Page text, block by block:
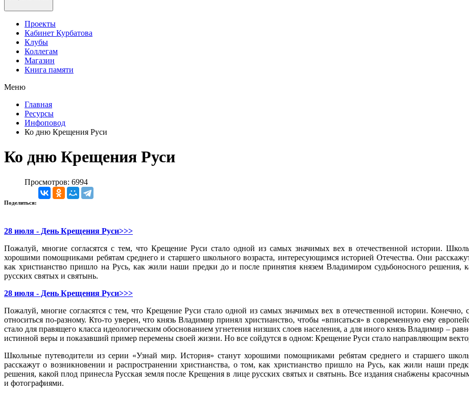
Проекты
Кабинет Курбатова
Клубы
Коллегам
Магазин
Книга памяти
Меню
Главная
Ресурсы
Инфоповод
Ко дню Крещения Руси
Ко дню Крещения Руси
Просмотров: 6994
Поделиться:
28 июля - День Крещения Руси>>>
Пожалуй, многие согласятся с тем, что Крещение Руси стало одной из самых значимых вех в отечественной истории.
хорошими помощниками ребятам среднего и старшего школьного возраста, интересующимся историей Отечества. Они
как христианство пришло на Русь, как жили наши предки до и после принятия князем Владимиром судьбоносного решения,
русских святых и святынь.
28 июля - День Крещения Руси>>>
Пожалуй, многие согласятся с тем, что Крещение Руси стало одной из самых значимых вех в отечественной истории.
относиться по-разному. Кто-то уверен, что князь Владимир принял христианство, чтобы «вписаться» в современную ему
стало для правящего класса идеологическим обоснованием угнетения низших слоев населения, а для иного князь Владимир –
истинной веры и показавший пример перемены своей жизни. Но все сойдутся в одном: Крещение Руси стало направляющим
Школьные путеводители из серии «Узнай мир. История» станут хорошими помощниками ребятам среднего и старшего
расскажут о возникновении и распространении христианства, о том, как христианство пришло на Русь, как жили наши
решения, какой плод принесла Русская земля после Крещения в лице русских святых и святынь. Все издания снабжены
и фотографиями.